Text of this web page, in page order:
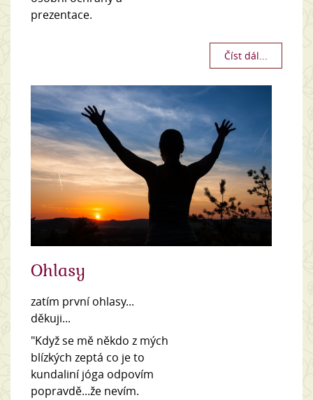
prezentace.
Číst dál...
Ohlasy
zatím první ohlasy...
děkuji...
"Když se mě někdo z mých
blízkých zeptá co je to
kundaliní jóga odpovím
popravdě...že nevím.